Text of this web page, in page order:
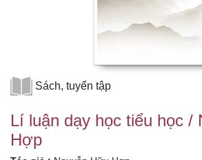
Sách, tuyển tập
Lí luận dạy học tiểu học /
Hợp